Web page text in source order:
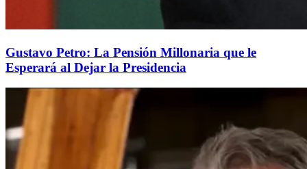
Gustavo Petro: La Pensión Millonaria que le
Esperará al Dejar la Presidencia